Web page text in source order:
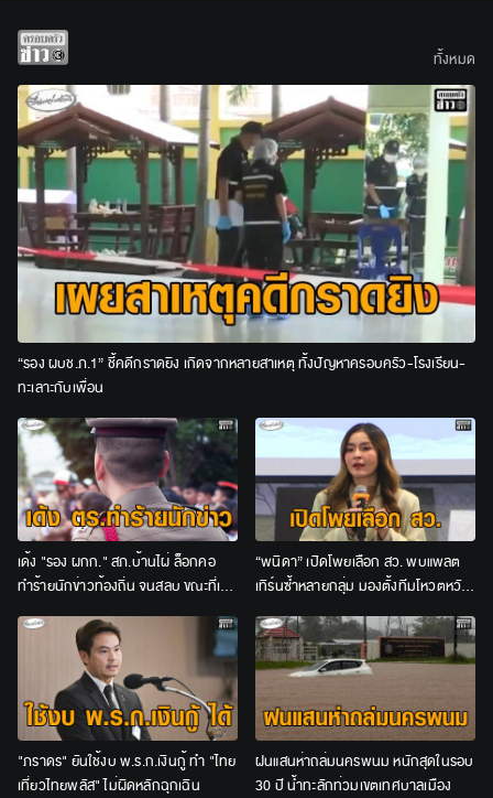
“รอง ผบช.ภ.1” ชี้คดีกราดยิง เกิดจากหลายสาเหตุ ทั้งปัญหาครอบครัว-โรงเรียน-
ทะเลาะกับเพื่อน
เด้ง "รอง ผกก." สภ.บ้านไผ่ ล็อกคอ
ทำร้ายนักข่าวท้องถิ่น จนสลบ ขณะที่เจ้า
ตัว อ้างถูกท้าให้ต่อยก่อน
“พนิดา” เปิดโพยเลือก สว. พบแพลต
เทิร์นซ้ำหลายกลุ่ม มองตั้งทีมโหวตหวัง
ดันผู้สมัครก่อนเลือกไขว้
"ภราดร" ยันใช้งบ พ.ร.ก.เงินกู้ ทำ "ไทย
เที่ยวไทยพลัส" ไม่ผิดหลักฉุกเฉิน
ฝนแสนห่าถล่มนครพนม หนักสุดในรอบ
30 ปี น้ำทะลักท่วมเขตเทศบาลเมือง
ทั้งหมด